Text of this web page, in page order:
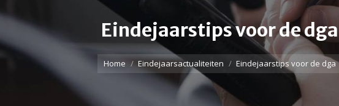
Eindejaarstips voor de dga
Home Eindejaarsactualiteiten Eindejaarstips voor de dga